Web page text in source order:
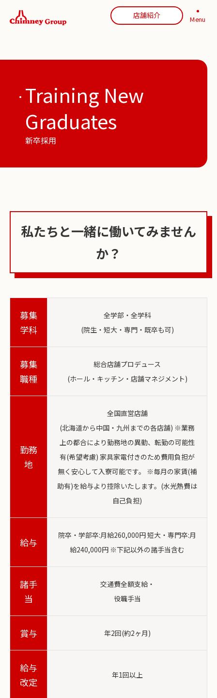
店舗紹介 Menu
Training New
Graduates
新卒採用
私たちと一緒に働いてみません
か？
募集
学科
全学部・全学科
(院生・短大・専門・既卒も可)
募集
職種
総合店舗プロデュース
(ホール・キッチン・店舗マネジメント)
勤務
地
全国直営店舗
(北海道から中国・九州までの各店舗) ※業務
上の都合により勤務地の異動、転勤の可能性
有(希望考慮) 家具家電付きのため費用負担が
無く安心して入寮可能です。 ※毎月の家賃(補
助有)を給与より控除いたします。(水光熱費は
自己負担)
給与
院卒・学部卒:月給260,000円 短大・専門卒:月
給240,000円 ※下記以外の諸手当含む
諸手
当
交通費全額支給・
役職手当
賞与 年2回(約2ヶ月)
給与
改定
年1回以上